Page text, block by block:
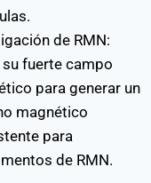
de RMN:
fuerte campo
para generar un
magnético
para
de RMN.